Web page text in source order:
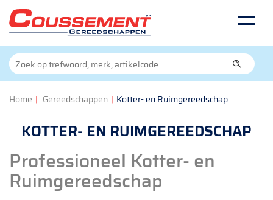
Home | Gereedschappen | Kotter- en Ruimgereedschap
KOTTER- EN RUIMGEREEDSCHAP
Professioneel Kotter- en
Ruimgereedschap